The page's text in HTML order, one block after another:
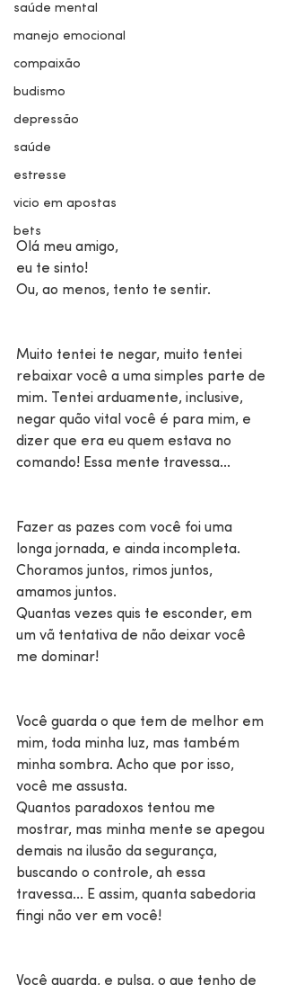
saúde mental
manejo emocional
compaixão
budismo
depressão
saúde
estresse
vicio em apostas
bets
Olá meu amigo,
eu te sinto!
Ou, ao menos, tento te sentir.
Muito tentei te negar, muito tentei
rebaixar você a uma simples parte de
mim. Tentei arduamente, inclusive,
negar quão vital você é para mim, e
dizer que era eu quem estava no
comando! Essa mente travessa...
Fazer as pazes com você foi uma
longa jornada, e ainda incompleta.
Choramos juntos, rimos juntos,
amamos juntos.
Quantas vezes quis te esconder, em
um vã tentativa de não deixar você
me dominar!
Você guarda o que tem de melhor em
mim, toda minha luz, mas também
minha sombra. Acho que por isso,
você me assusta.
Quantos paradoxos tentou me
mostrar, mas minha mente se apegou
demais na ilusão da segurança,
buscando o controle, ah essa
travessa... E assim, quanta sabedoria
fingi não ver em você!
Você guarda, e pulsa, o que tenho de